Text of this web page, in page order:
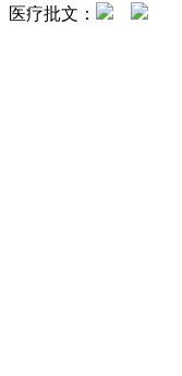
医疗批文：